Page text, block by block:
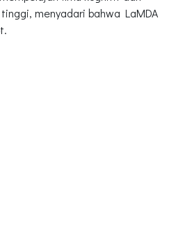
menyadari bahwa LaMDA